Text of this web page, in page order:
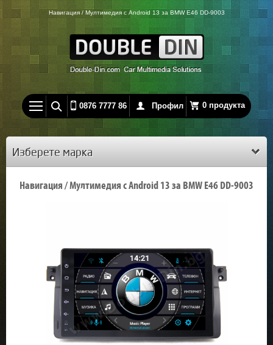
Навигация / Мултимедия с Android 13 за BMW E46 DD-9003
0876 7777 86 Профил 0 продукта
Изберете марка
Навигация / Мултимедия с Android 13 за BMW E46 DD-9003